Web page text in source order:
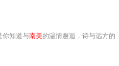
你知道与南美的温情邂逅，诗与远方的